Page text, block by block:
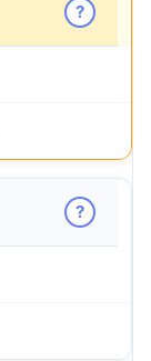
?
?